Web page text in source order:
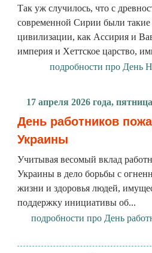
Так уж случилось, что с
современной Сирии были такие
цивилизации, как Ассирия и
империя и Хеттское царство,
подробности про День
17 апреля 2026 года, пятница
День работников
Украины
Учитывая весомый вклад
Украины в дело борьбы с
жизни и здоровья людей,
поддержку инициативы об...
подробности про День